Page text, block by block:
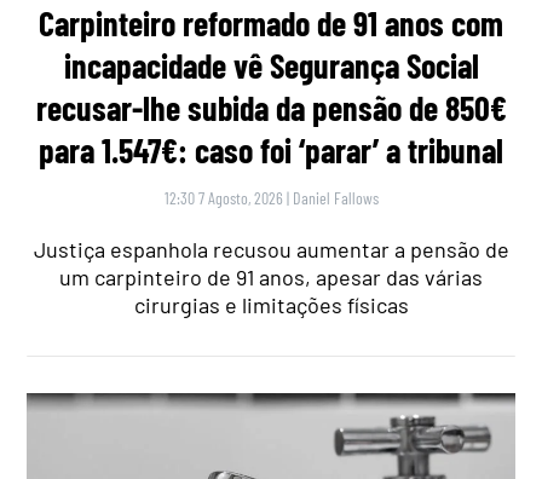
Carpinteiro reformado de 91 anos com
incapacidade vê Segurança Social
recusar-lhe subida da pensão de 850€
para 1.547€: caso foi ‘parar’ a tribunal
12:30 7 Agosto, 2026 | Daniel Fallows
Justiça espanhola recusou aumentar a pensão de
um carpinteiro de 91 anos, apesar das várias
cirurgias e limitações físicas